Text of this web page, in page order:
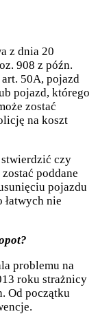
z dnia 20
908 z późn.
50A, pojazd
pojazd, którego
zostać
na koszt
stwierdzić czy
poddane
pojazdu
nie
problemu na
roku strażnicy
Od początku